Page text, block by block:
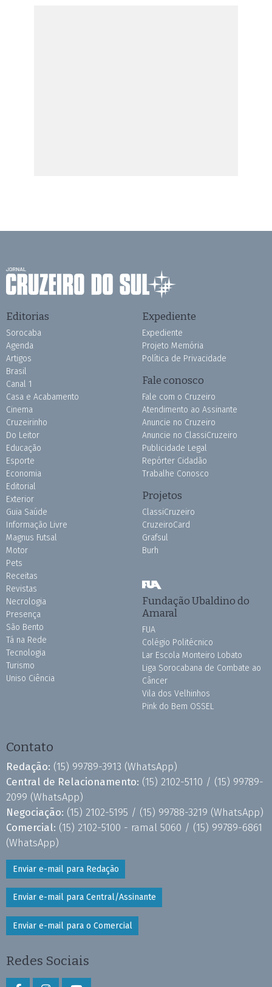
Editorias
Sorocaba
Agenda
Artigos
Brasil
Canal 1
Casa e Acabamento
Cinema
Cruzeirinho
Do Leitor
Educação
Esporte
Economia
Editorial
Exterior
Guia Saúde
Informação Livre
Magnus Futsal
Motor
Pets
Receitas
Revistas
Necrologia
Presença
São Bento
Tá na Rede
Tecnologia
Turismo
Uniso Ciência
Expediente
Expediente
Projeto Memória
Política de Privacidade
Fale conosco
Fale com o Cruzeiro
Atendimento ao Assinante
Anuncie no Cruzeiro
Anuncie no ClassiCruzeiro
Publicidade Legal
Repórter Cidadão
Trabalhe Conosco
Projetos
ClassiCruzeiro
CruzeiroCard
Grafsul
Burh
Fundação Ubaldino do
Amaral
FUA
Colégio Politécnico
Lar Escola Monteiro Lobato
Liga Sorocabana de Combate ao
Câncer
Vila dos Velhinhos
Pink do Bem OSSEL
Contato
Redação: (15) 99789-3913 (WhatsApp)
Central de Relacionamento: (15) 2102-5110 / (15) 99789-
2099 (WhatsApp)
Negociação: (15) 2102-5195 / (15) 99788-3219 (WhatsApp)
Comercial: (15) 2102-5100 - ramal 5060 / (15) 99789-6861
(WhatsApp)
Enviar e-mail para Redação
Enviar e-mail para Central/Assinante
Enviar e-mail para o Comercial
Redes Sociais